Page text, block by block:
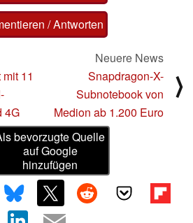
/ Antworten
11
4G
Neuere News
Snapdragon-X-
Subnotebook von
Medion ab 1.200 Euro
⟩
bevorzugte Quelle
auf Google
hinzufügen